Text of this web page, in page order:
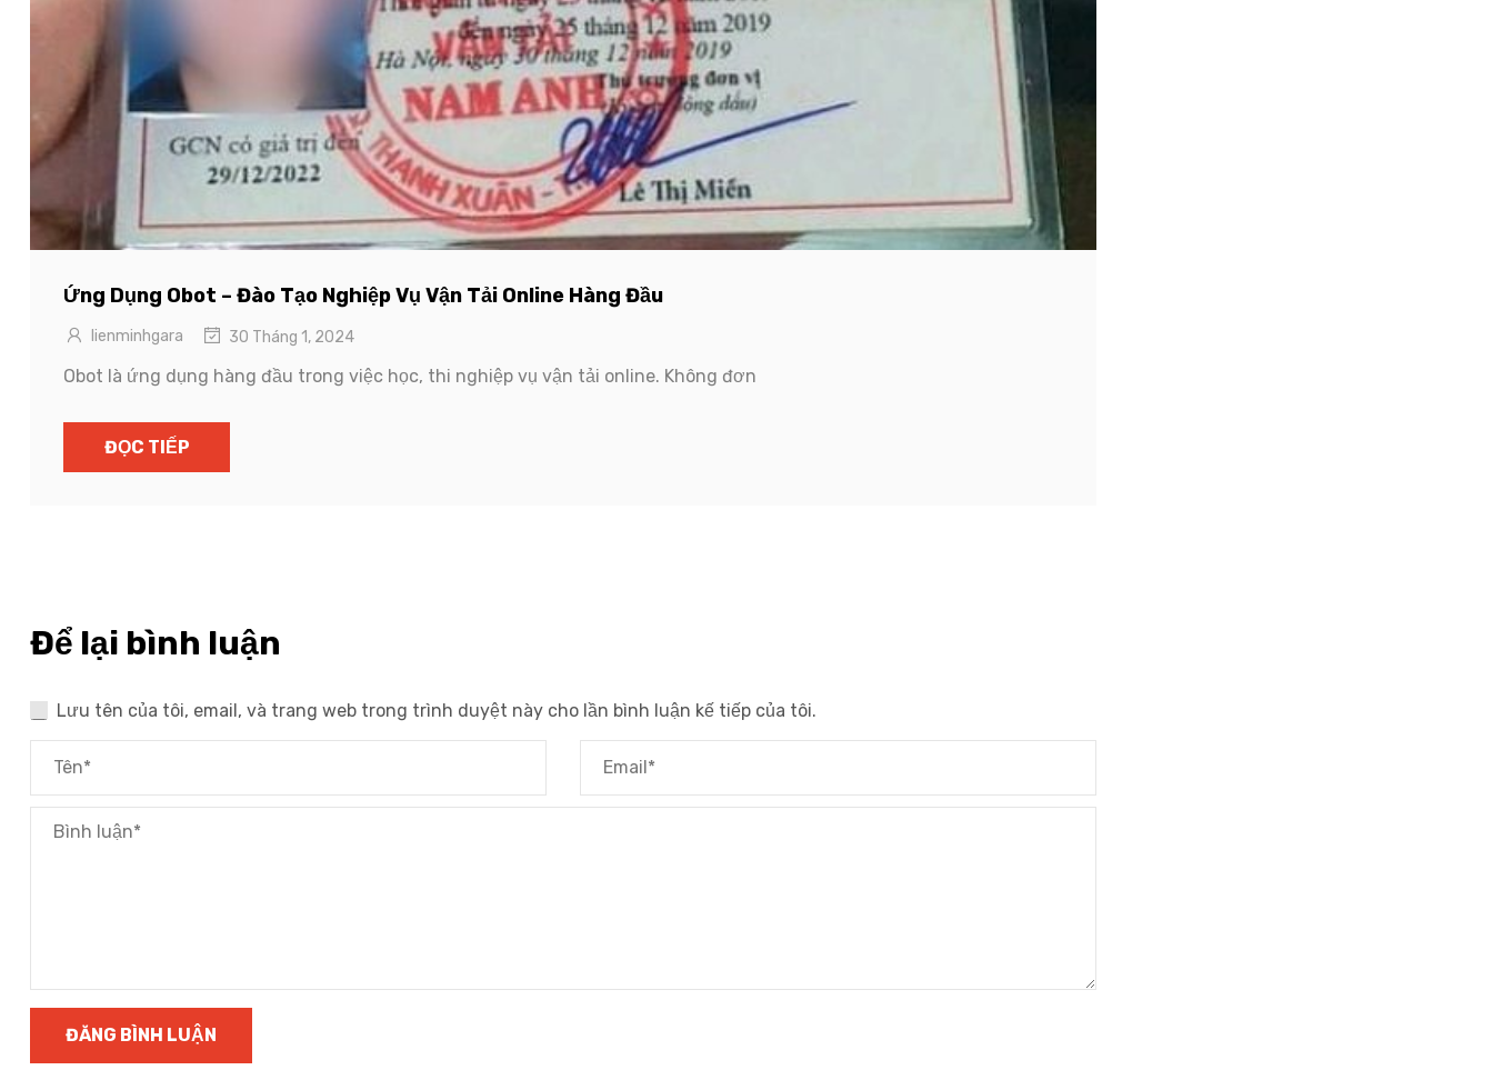
Ứng Dụng Obot – Đào Tạo Nghiệp Vụ Vận Tải Online Hàng Đầu
lienminhgara 30 Tháng 1, 2024
Obot là ứng dụng hàng đầu trong việc học, thi nghiệp vụ vận tải online. Không đơn
ĐỌC TIẾP
Để lại bình luận
Lưu tên của tôi, email, và trang web trong trình duyệt này cho lần bình luận kế tiếp của tôi.